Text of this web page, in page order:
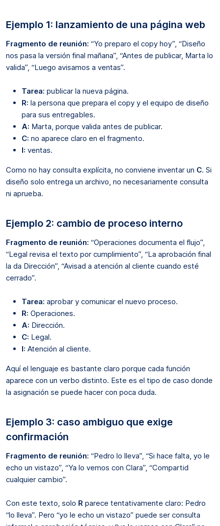
Ejemplo 1: lanzamiento de una página web
Fragmento de reunión: “Yo preparo el copy hoy”, “Diseño
nos pasa la versión final mañana”, “Antes de publicar, Marta lo
valida”, “Luego avisamos a ventas”.
Tarea: publicar la nueva página.
R: la persona que prepara el copy y el equipo de diseño
para sus entregables.
A: Marta, porque valida antes de publicar.
C: no aparece claro en el fragmento.
I: ventas.
Como no hay consulta explícita, no conviene inventar un C. Si
diseño solo entrega un archivo, no necesariamente consulta
ni aprueba.
Ejemplo 2: cambio de proceso interno
Fragmento de reunión: “Operaciones documenta el flujo”,
“Legal revisa el texto por cumplimiento”, “La aprobación final
la da Dirección”, “Avisad a atención al cliente cuando esté
cerrado”.
Tarea: aprobar y comunicar el nuevo proceso.
R: Operaciones.
A: Dirección.
C: Legal.
I: Atención al cliente.
Aquí el lenguaje es bastante claro porque cada función
aparece con un verbo distinto. Este es el tipo de caso donde
la asignación se puede hacer con poca duda.
Ejemplo 3: caso ambiguo que exige
confirmación
Fragmento de reunión: “Pedro lo lleva”, “Si hace falta, yo le
echo un vistazo”, “Ya lo vemos con Clara”, “Compartid
cualquier cambio”.
Con este texto, solo R parece tentativamente claro: Pedro
“lo lleva”. Pero “yo le echo un vistazo” puede ser consulta